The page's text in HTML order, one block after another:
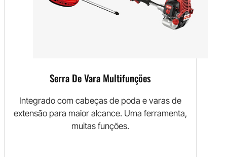
Serra De Vara Multifunções
Integrado com cabeças de poda e varas de
extensão para maior alcance. Uma ferramenta,
muitas funções.